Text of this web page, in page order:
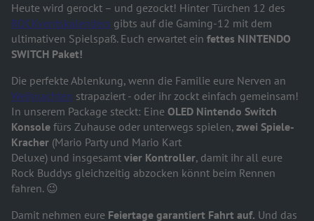
Heute wird gerockt – und gezockt! Hinter Türchen 12 des
ROCKventskalenders gibts auf die Gaming-12 mit dem
ultimativen Spielspaß. Euch erwartet ein fettes NINTENDO
SWITCH Paket!
Die perfekte Ablenkung, wenn die Familie eure Nerven an
Weihnachten strapaziert - oder ihr zockt einfach gemeinsam!
In unserem Package steckt: Eine OLED Nintendo Switch
Konsole fürs Zuhause oder unterwegs spielen, zwei Spiele-
Kracher (Mario Party und Mario Kart
Deluxe) und insgesamt vier Kontroller, damit ihr all eure
Rock Buddys gleichzeitig abzocken könnt beim Rennen
fahren. 😉
Damit nehmen eure Feiertage garantiert Fahrt auf. Und das